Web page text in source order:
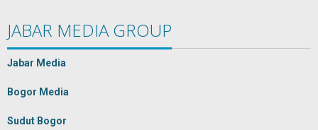
JABAR MEDIA GROUP
Jabar Media
Bogor Media
Sudut Bogor